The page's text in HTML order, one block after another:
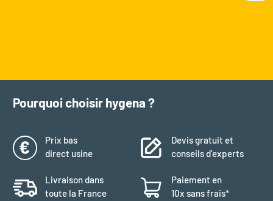
Pourquoi choisir hygena ?
Prix bas
direct usine
Devis gratuit et
conseils d’experts
Livraison dans
toute la France
Paiement en
10x sans frais*